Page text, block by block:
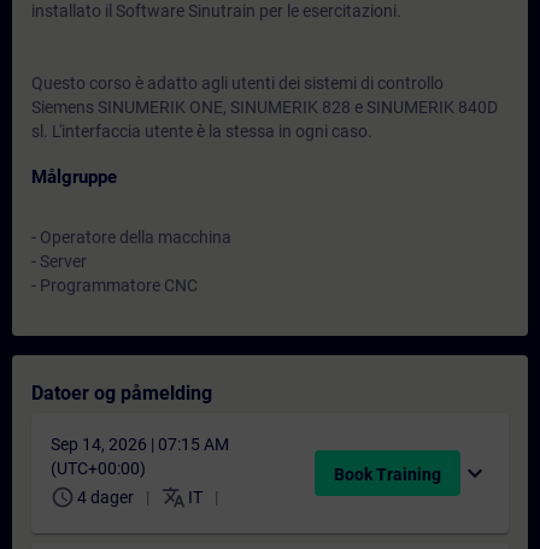
installato il Software Sinutrain per le esercitazioni.
Questo corso è adatto agli utenti dei sistemi di controllo
Siemens SINUMERIK ONE, SINUMERIK 828 e SINUMERIK 840D
sl. L'interfaccia utente è la stessa in ogni caso.
Målgruppe
- Operatore della macchina
- Server
- Programmatore CNC
Datoer og påmelding
Sep 14, 2026 | 07:15 AM
(UTC+00:00)
schedule 4 dager translate IT
Book Training expand_more